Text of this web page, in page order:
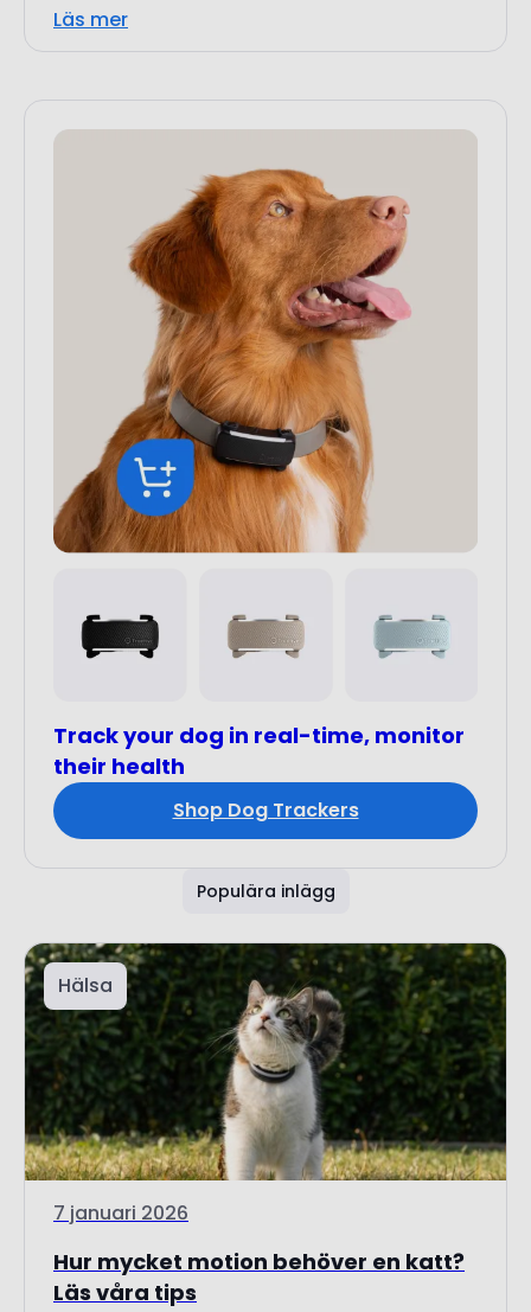
Track your dog in real-time, monitor
Shop Dog Trackers
Populära inlägg
7 januari 2026
Hur mycket motion behöver en katt?
Läs våra tips
Allt du behöver veta om katter och motion